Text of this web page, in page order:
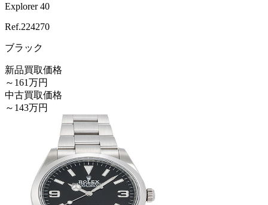
Explorer 40
Ref.224270
ブラック
新品買取価格
～161万円
中古買取価格
～143万円